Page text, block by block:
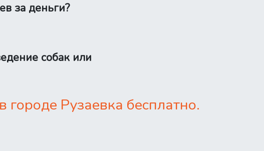
за деньги?
собак или
Рузаевка бесплатно.